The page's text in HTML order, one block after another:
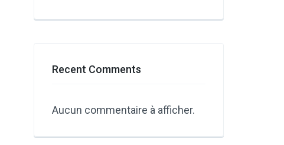
Recent Comments
Aucun commentaire à afficher.